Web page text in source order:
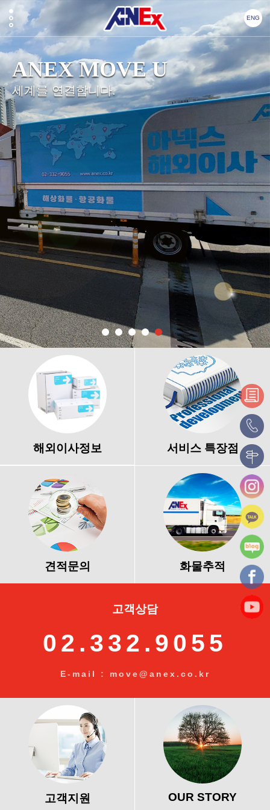
ENG
ANEX MOVE U
세계를 연결합니다.
해외이사정보 서비스 특장점
견적문의 화물추적
고객상담
02.332.9055
E-mail : move@anex.co.kr
고객지원 OUR STORY